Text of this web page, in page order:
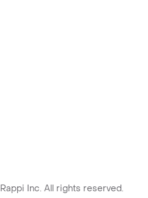
Rappi Inc. All rights reserved.